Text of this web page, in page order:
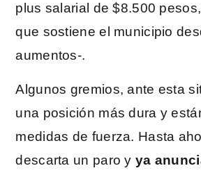
plus salarial de $8.500
que sostiene el municipio
aumentos-.
Algunos gremios, ante esta
una posición más dura y
medidas de fuerza. Hasta
descarta un paro y ya